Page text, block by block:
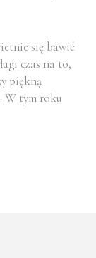
się bawić
czas na to,
piękną
W tym roku